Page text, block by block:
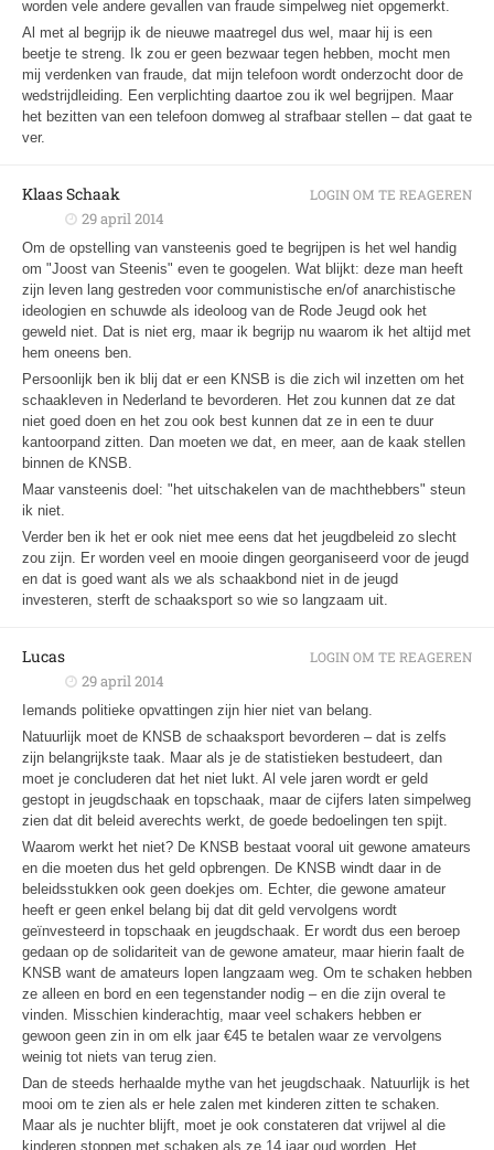
worden vele andere gevallen van fraude simpelweg niet opgemerkt.
Al met al begrijp ik de nieuwe maatregel dus wel, maar hij is een
beetje te streng. Ik zou er geen bezwaar tegen hebben, mocht men
mij verdenken van fraude, dat mijn telefoon wordt onderzocht door de
wedstrijdleiding. Een verplichting daartoe zou ik wel begrijpen. Maar
het bezitten van een telefoon domweg al strafbaar stellen – dat gaat te
ver.
Klaas Schaak
29 april 2014
Om de opstelling van vansteenis goed te begrijpen is het wel handig
om "Joost van Steenis" even te googelen. Wat blijkt: deze man heeft
zijn leven lang gestreden voor communistische en/of anarchistische
ideologien en schuwde als ideoloog van de Rode Jeugd ook het
geweld niet. Dat is niet erg, maar ik begrijp nu waarom ik het altijd met
hem oneens ben.
Persoonlijk ben ik blij dat er een KNSB is die zich wil inzetten om het
schaakleven in Nederland te bevorderen. Het zou kunnen dat ze dat
niet goed doen en het zou ook best kunnen dat ze in een te duur
kantoorpand zitten. Dan moeten we dat, en meer, aan de kaak stellen
binnen de KNSB.
Maar vansteenis doel: "het uitschakelen van de machthebbers" steun
ik niet.
Verder ben ik het er ook niet mee eens dat het jeugdbeleid zo slecht
zou zijn. Er worden veel en mooie dingen georganiseerd voor de jeugd
en dat is goed want als we als schaakbond niet in de jeugd
investeren, sterft de schaaksport so wie so langzaam uit.
LOGIN OM TE REAGEREN
Lucas
29 april 2014
Iemands politieke opvattingen zijn hier niet van belang.
Natuurlijk moet de KNSB de schaaksport bevorderen – dat is zelfs
zijn belangrijkste taak. Maar als je de statistieken bestudeert, dan
moet je concluderen dat het niet lukt. Al vele jaren wordt er geld
gestopt in jeugdschaak en topschaak, maar de cijfers laten simpelweg
zien dat dit beleid averechts werkt, de goede bedoelingen ten spijt.
Waarom werkt het niet? De KNSB bestaat vooral uit gewone amateurs
en die moeten dus het geld opbrengen. De KNSB windt daar in de
beleidsstukken ook geen doekjes om. Echter, die gewone amateur
heeft er geen enkel belang bij dat dit geld vervolgens wordt
geïnvesteerd in topschaak en jeugdschaak. Er wordt dus een beroep
gedaan op de solidariteit van de gewone amateur, maar hierin faalt de
KNSB want de amateurs lopen langzaam weg. Om te schaken hebben
ze alleen en bord en een tegenstander nodig – en die zijn overal te
vinden. Misschien kinderachtig, maar veel schakers hebben er
gewoon geen zin in om elk jaar €45 te betalen waar ze vervolgens
weinig tot niets van terug zien.
Dan de steeds herhaalde mythe van het jeugdschaak. Natuurlijk is het
mooi om te zien als er hele zalen met kinderen zitten te schaken.
Maar als je nuchter blijft, moet je ook constateren dat vrijwel al die
kinderen stoppen met schaken als ze 14 jaar oud worden. Het
LOGIN OM TE REAGEREN